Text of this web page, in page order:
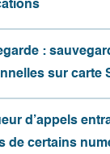
:
sur carte
d’appels
de certains